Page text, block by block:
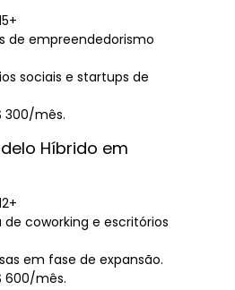
de empreendedorismo
sociais e startups de
300/mês.
Híbrido em
de coworking e escritórios
em fase de expansão.
600/mês.